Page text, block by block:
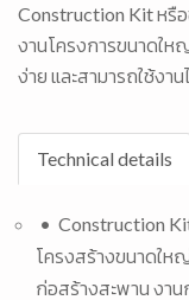
Construction Kit หรื
งานโครงการขนาดใ
ง่าย และสามารถใช้งา
Technical details
• Construction
โครงสร้างขนาดให
ก่อสร้างสะพาน งา